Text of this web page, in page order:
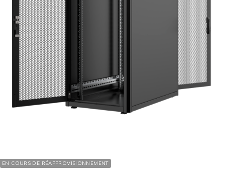
EN COURS DE RÉAPPROVISIONNEMENT